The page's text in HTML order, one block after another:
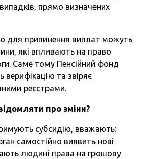
прямо визначених
для припинення виплат можуть
які впливають на право
Саме тому Пенсійний фонд
верифікацію та звіряє
реєстрами.
про зміни?
субсидію, вважають:
самостійно виявить нові
людині права на грошову